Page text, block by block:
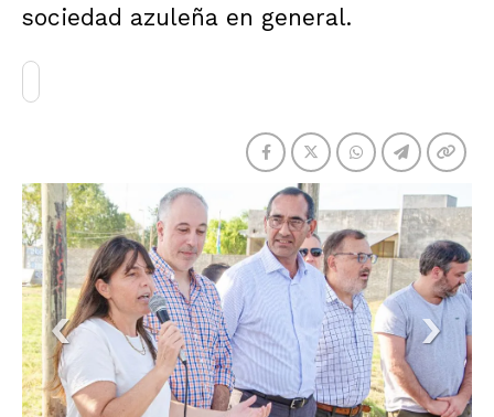
sociedad azuleña en general.